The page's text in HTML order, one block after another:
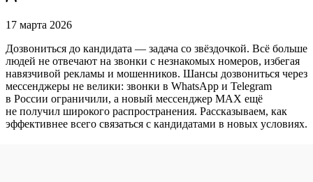
17 марта 2026
Дозвониться до кандидата — задача со звёздочкой. Всё больше
людей не отвечают на звонки с незнакомых номеров, избегая
навязчивой рекламы и мошенников. Шансы дозвониться через
мессенджеры не велики: звонки в WhatsApp и Telegram
в России ограничили, а новый мессенджер MAX ещё
не получил широкого распространения. Рассказываем, как
эффективнее всего связаться с кандидатами в новых условиях.